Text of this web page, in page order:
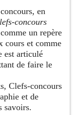
en
concours
un repère
cours et comme
est articulé
de faire le
Clefs-concours
et de
savoirs.